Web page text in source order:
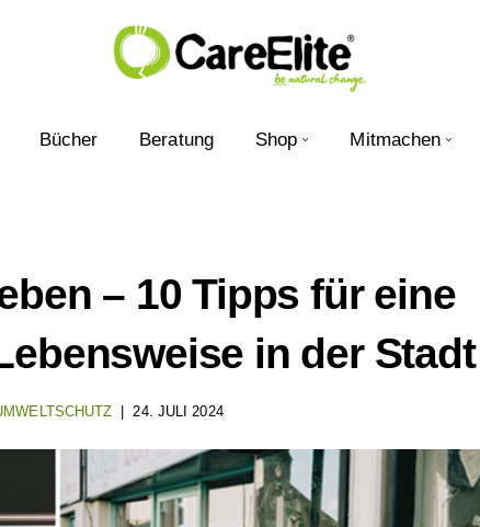
Bücher Beratung Shop Mitmachen
– 10 Tipps für eine
in der Stadt
24. JULI 2024